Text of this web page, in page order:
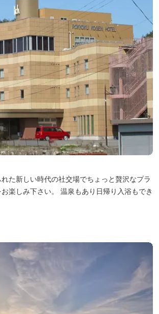
た新しい時代の社交場でちょっと贅沢なプラ
楽しみ下さい。 温泉もあり日帰り入浴もでき